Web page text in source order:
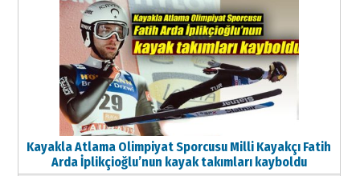
Kayakla Atlama Olimpiyat Sporcusu Milli Kayakçı Fatih
Arda İplikçioğlu’nun kayak takımları kayboldu